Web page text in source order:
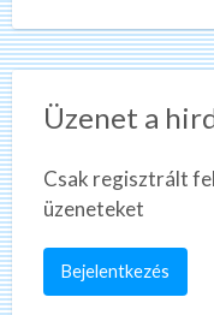
Üzenet a
Csak regisztrált
üzeneteket
Bejelentkezés